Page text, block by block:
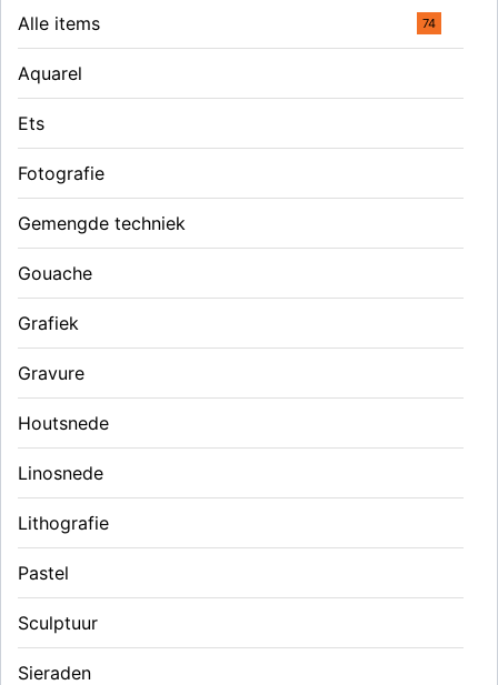
Alle items 74
Aquarel
Ets
Fotografie
Gemengde techniek
Gouache
Grafiek
Gravure
Houtsnede
Linosnede
Lithografie
Pastel
Sculptuur
Sieraden